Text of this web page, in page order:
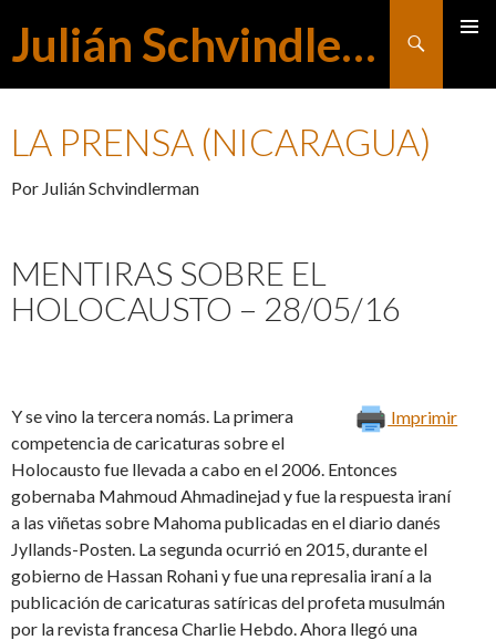
Julián Schvindlerman
Buscar
LA PRENSA (NICARAGUA)
Por Julián Schvindlerman
MENTIRAS SOBRE EL
HOLOCAUSTO – 28/05/16
Imprimir
Y se vino la tercera nomás. La primera
competencia de caricaturas sobre el
Holocausto fue llevada a cabo en el 2006. Entonces
gobernaba Mahmoud Ahmadinejad y fue la respuesta iraní
a las viñetas sobre Mahoma publicadas en el diario danés
Jyllands-Posten. La segunda ocurrió en 2015, durante el
gobierno de Hassan Rohani y fue una represalia iraní a la
publicación de caricaturas satíricas del profeta musulmán
por la revista francesa Charlie Hebdo. Ahora llegó una